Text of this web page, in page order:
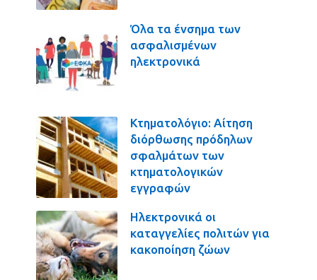
Όλα τα ένσημα των
ασφαλισμένων
ηλεκτρονικά
Κτηματολόγιο: Αίτηση
διόρθωσης πρόδηλων
σφαλμάτων των
κτηματολογικών
εγγραφών
Ηλεκτρονικά οι
καταγγελίες πολιτών για
κακοποίηση ζώων